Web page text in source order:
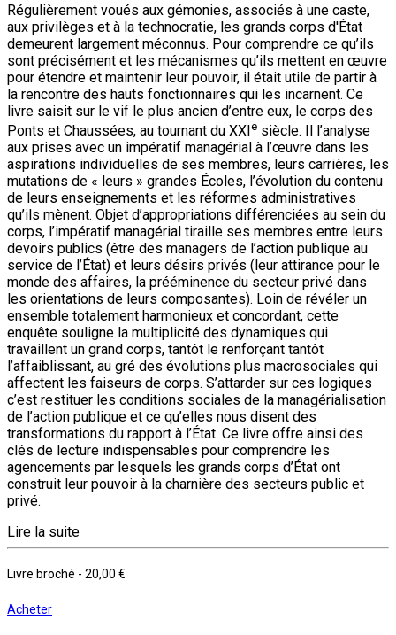
Régulièrement voués aux gémonies, associés à une caste,
aux privilèges et à la technocratie, les grands corps d'État
demeurent largement méconnus. Pour comprendre ce qu’ils
sont précisément et les mécanismes qu’ils mettent en œuvre
pour étendre et maintenir leur pouvoir, il était utile de partir à
la rencontre des hauts fonctionnaires qui les incarnent. Ce
livre saisit sur le vif le plus ancien d’entre eux, le corps des
Ponts et Chaussées, au tournant du XXIe siècle. Il l’analyse
aux prises avec un impératif managérial à l’œuvre dans les
aspirations individuelles de ses membres, leurs carrières, les
mutations de « leurs » grandes Écoles, l’évolution du contenu
de leurs enseignements et les réformes administratives
qu’ils mènent. Objet d’appropriations différenciées au sein du
corps, l’impératif managérial tiraille ses membres entre leurs
devoirs publics (être des managers de l’action publique au
service de l’État) et leurs désirs privés (leur attirance pour le
monde des affaires, la prééminence du secteur privé dans
les orientations de leurs composantes). Loin de révéler un
ensemble totalement harmonieux et concordant, cette
enquête souligne la multiplicité des dynamiques qui
travaillent un grand corps, tantôt le renforçant tantôt
l’affaiblissant, au gré des évolutions plus macrosociales qui
affectent les faiseurs de corps. S’attarder sur ces logiques
c’est restituer les conditions sociales de la managérialisation
de l’action publique et ce qu’elles nous disent des
transformations du rapport à l’État. Ce livre offre ainsi des
clés de lecture indispensables pour comprendre les
agencements par lesquels les grands corps d’État ont
construit leur pouvoir à la charnière des secteurs public et
privé.
Lire la suite
Livre broché - 20,00 €
Acheter